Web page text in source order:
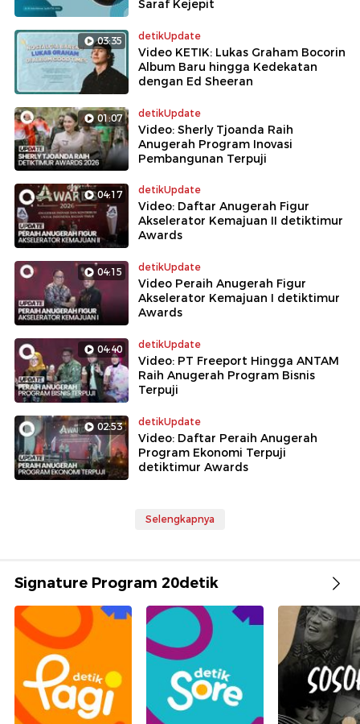
Saraf Kejepit
03:35 detikUpdate
Video KETIK: Lukas Graham Bocorin
Album Baru hingga Kedekatan
dengan Ed Sheeran
01:07 detikUpdate
Video: Sherly Tjoanda Raih
Anugerah Program Inovasi
Pembangunan Terpuji
04:17 detikUpdate
Video: Daftar Anugerah Figur
Akselerator Kemajuan II detiktimur
Awards
04:15 detikUpdate
Video Peraih Anugerah Figur
Akselerator Kemajuan I detiktimur
Awards
04:40 detikUpdate
Video: PT Freeport Hingga ANTAM
Raih Anugerah Program Bisnis
Terpuji
02:53 detikUpdate
Video: Daftar Peraih Anugerah
Program Ekonomi Terpuji
detiktimur Awards
Selengkapnya
Signature Program 20detik